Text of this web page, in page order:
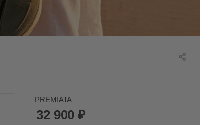
PREMIATA
32 900 ₽